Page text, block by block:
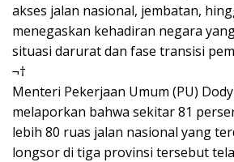
akses jalan nasional, jembatan,
menegaskan kehadiran negara
situasi darurat dan fase transisi
¬†
Menteri Pekerjaan Umum (PU)
melaporkan bahwa sekitar 81
lebih 80 ruas jalan nasional yang
longsor di tiga provinsi tersebut